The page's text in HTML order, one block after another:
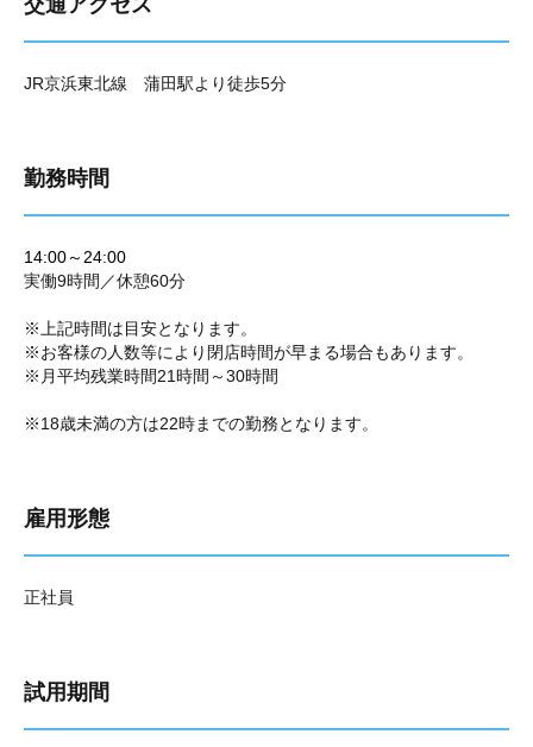
交通アクセス
JR京浜東北線 蒲田駅より徒歩5分
勤務時間
14:00～24:00
実働9時間／休憩60分
※上記時間は目安となります。
※お客様の人数等により閉店時間が早まる場合もあります。
※月平均残業時間21時間～30時間
※18歳未満の方は22時までの勤務となります。
雇用形態
正社員
試用期間